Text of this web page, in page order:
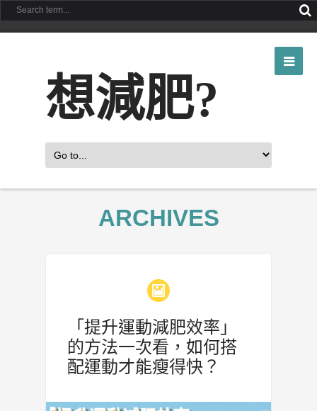
想減肥?
ARCHIVES
「提升運動減肥效率」
的方法一次看，如何搭
配運動才能瘦得快？